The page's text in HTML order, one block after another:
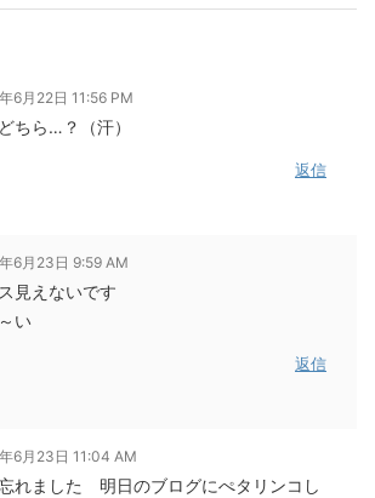
6月22日 11:56 PM
ちら…？（汗）
返信
6月23日 9:59 AM
見えないです
い
返信
6月23日 11:04 AM
れました 明日のブログにぺタリンコし